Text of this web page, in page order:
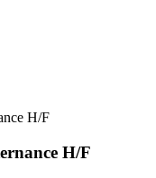
H/F
H/F